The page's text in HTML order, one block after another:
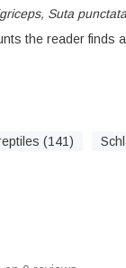
Suta
the reader finds
(141)